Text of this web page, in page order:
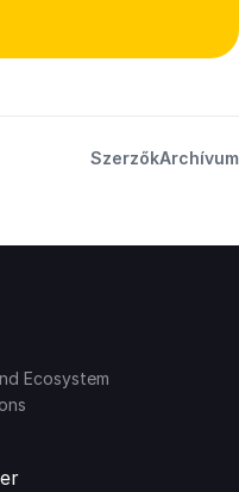
SzerzőkArchívum
Ecosystem